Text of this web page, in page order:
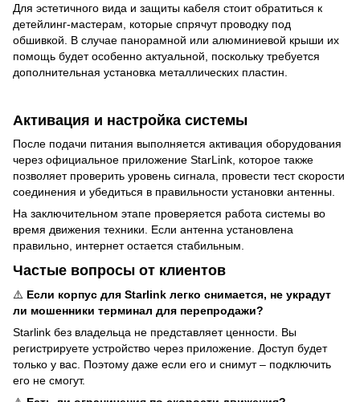
Для эстетичного вида и защиты кабеля стоит обратиться к
детейлинг-мастерам, которые спрячут проводку под
обшивкой. В случае панорамной или алюминиевой крыши их
помощь будет особенно актуальной, поскольку требуется
дополнительная установка металлических пластин.
Активация и настройка системы
После подачи питания выполняется активация оборудования
через официальное приложение StarLink, которое также
позволяет проверить уровень сигнала, провести тест скорости
соединения и убедиться в правильности установки антенны.
На заключительном этапе проверяется работа системы во
время движения техники. Если антенна установлена
правильно, интернет остается стабильным.
Частые вопросы от клиентов
⚠️ Если корпус для Starlink легко снимается, не украдут
ли мошенники терминал для перепродажи?
Starlink без владельца не представляет ценности. Вы
регистрируете устройство через приложение. Доступ будет
только у вас. Поэтому даже если его и снимут – подключить
его не смогут.